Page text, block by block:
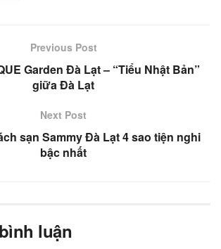
Previous Post
Garden Đà Lạt – “Tiểu Nhật Bản”
giữa Đà Lạt
Next Post
sạn Sammy Đà Lạt 4 sao tiện nghi
bậc nhất
luận